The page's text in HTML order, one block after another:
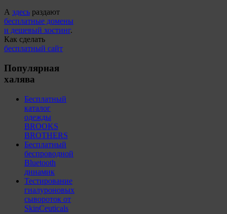
А здесь раздают
бесплатные домены
и дешевый хостинг.
Как сделать
бесплатный сайт
Популярная
халява
Бесплатный
каталог
одежды
BROOKS
BROTHERS
Бесплатный
беспроводной
Bluetooth
динамик
Тестирование
гиалуроновых
сывороток от
SkinCeuticals